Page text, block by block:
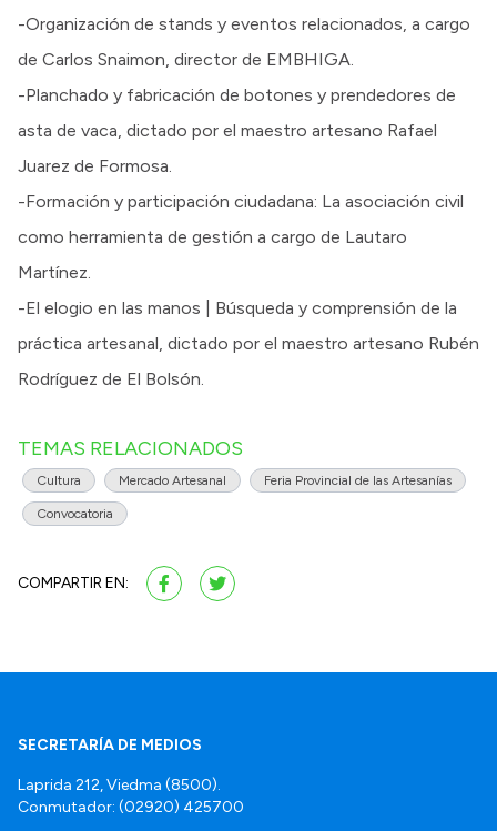
-Organización de stands y eventos relacionados, a cargo
de Carlos Snaimon, director de EMBHIGA.
-Planchado y fabricación de botones y prendedores de
asta de vaca, dictado por el maestro artesano Rafael
Juarez de Formosa.
-Formación y participación ciudadana: La asociación civil
como herramienta de gestión a cargo de Lautaro
Martínez.
-El elogio en las manos | Búsqueda y comprensión de la
práctica artesanal, dictado por el maestro artesano Rubén
Rodríguez de El Bolsón.
TEMAS RELACIONADOS
Cultura Mercado Artesanal Feria Provincial de las Artesanías
Convocatoria
COMPARTIR EN:
SECRETARÍA DE MEDIOS
Laprida 212, Viedma (8500).
Conmutador: (02920) 425700